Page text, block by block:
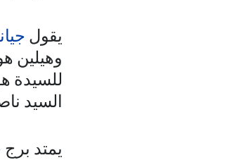
يقول
وهيلين
للسيدة
السيد
يمتد